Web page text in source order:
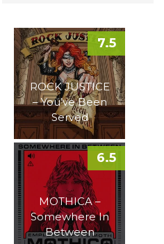
ROCK JUSTICE
– You’ve Been
Served
7.5
MOTHICA –
Somewhere In
Between
6.5